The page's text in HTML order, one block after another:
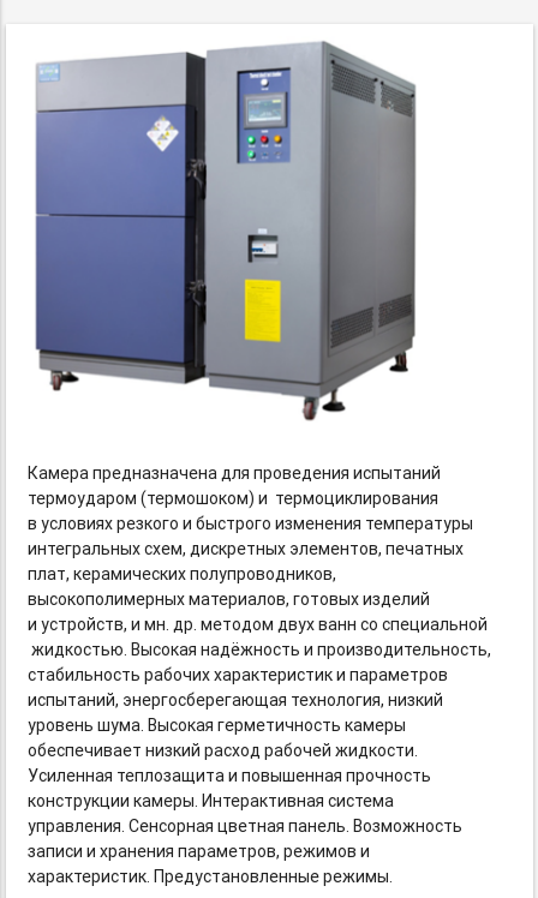
Камера предназначена для проведения испытаний
термоударом (термошоком) и термоциклирования
в условиях резкого и быстрого изменения температуры
интегральных схем, дискретных элементов, печатных
плат, керамических полупроводников,
высокополимерных материалов, готовых изделий
и устройств, и мн. др. методом двух ванн со специальной
жидкостью. Высокая надёжность и производительность,
стабильность рабочих характеристик и параметров
испытаний, энергосберегающая технология, низкий
уровень шума. Высокая герметичность камеры
обеспечивает низкий расход рабочей жидкости.
Усиленная теплозащита и повышенная прочность
конструкции камеры. Интерактивная система
управления. Сенсорная цветная панель. Возможность
записи и хранения параметров, режимов и
характеристик. Предустановленные режимы.